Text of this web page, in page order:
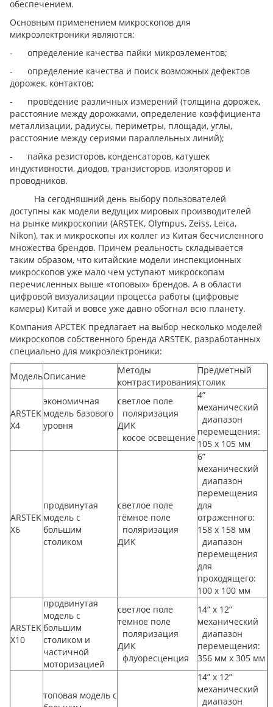
обеспечением.
Основным применением микроскопов для
микроэлектроники являются:
- определение качества пайки микроэлементов;
- определение качества и поиск возможных дефектов
дорожек, контактов;
- проведение различных измерений (толщина дорожек,
расстояние между дорожками, определение коэффициента
металлизации, радиусы, периметры, площади, углы,
расстояние между сериями параллельных линий);
- пайка резисторов, конденсаторов, катушек
индуктивности, диодов, транзисторов, изоляторов и
проводников.
На сегодняшний день выбору пользователей
доступны как модели ведущих мировых производителей
на рынке микроскопии (ARSTEK, Olympus, Zeiss, Leica,
Nikon), так и микроскопы их коллег из Китая бесчисленного
множества брендов. Причём реальность складывается
таким образом, что китайские модели инспекционных
микроскопов уже мало чем уступают микроскопам
перечисленных выше «топовых» брендов. А в области
цифровой визуализации процесса работы (цифровые
камеры) Китай и вовсе уже давно обогнал всю планету.
Компания АРСТЕК предлагает на выбор несколько моделей
микроскопов собственного бренда ARSTEK, разработанных
специально для микроэлектроники:
МодельОписание
Методы
контрастирования
Предметный
столик
ARSTEK
X4
экономичная
модель базового
уровня
светлое поле
поляризация
ДИК
косое освещение
4”
механический
диапазон
перемещения:
105 x 105 мм
ARSTEK
X6
продвинутая
модель с
большим
столиком
светлое поле
тёмное поле
поляризация
ДИК
6”
механический
диапазон
перемещения
для
отраженного:
158 х 158 мм
диапазон
перемещения
для
проходящего:
100 х 100 мм
ARSTEK
X10
продвинутая
модель с
большим
столиком и
частичной
моторизацией
светлое поле
тёмное поле
поляризация
ДИК
флуоресценция
14” x 12”
механический
диапазон
перемещения:
356 мм x 305 мм
топовая модель с
14” x 12”
механический
диапазон